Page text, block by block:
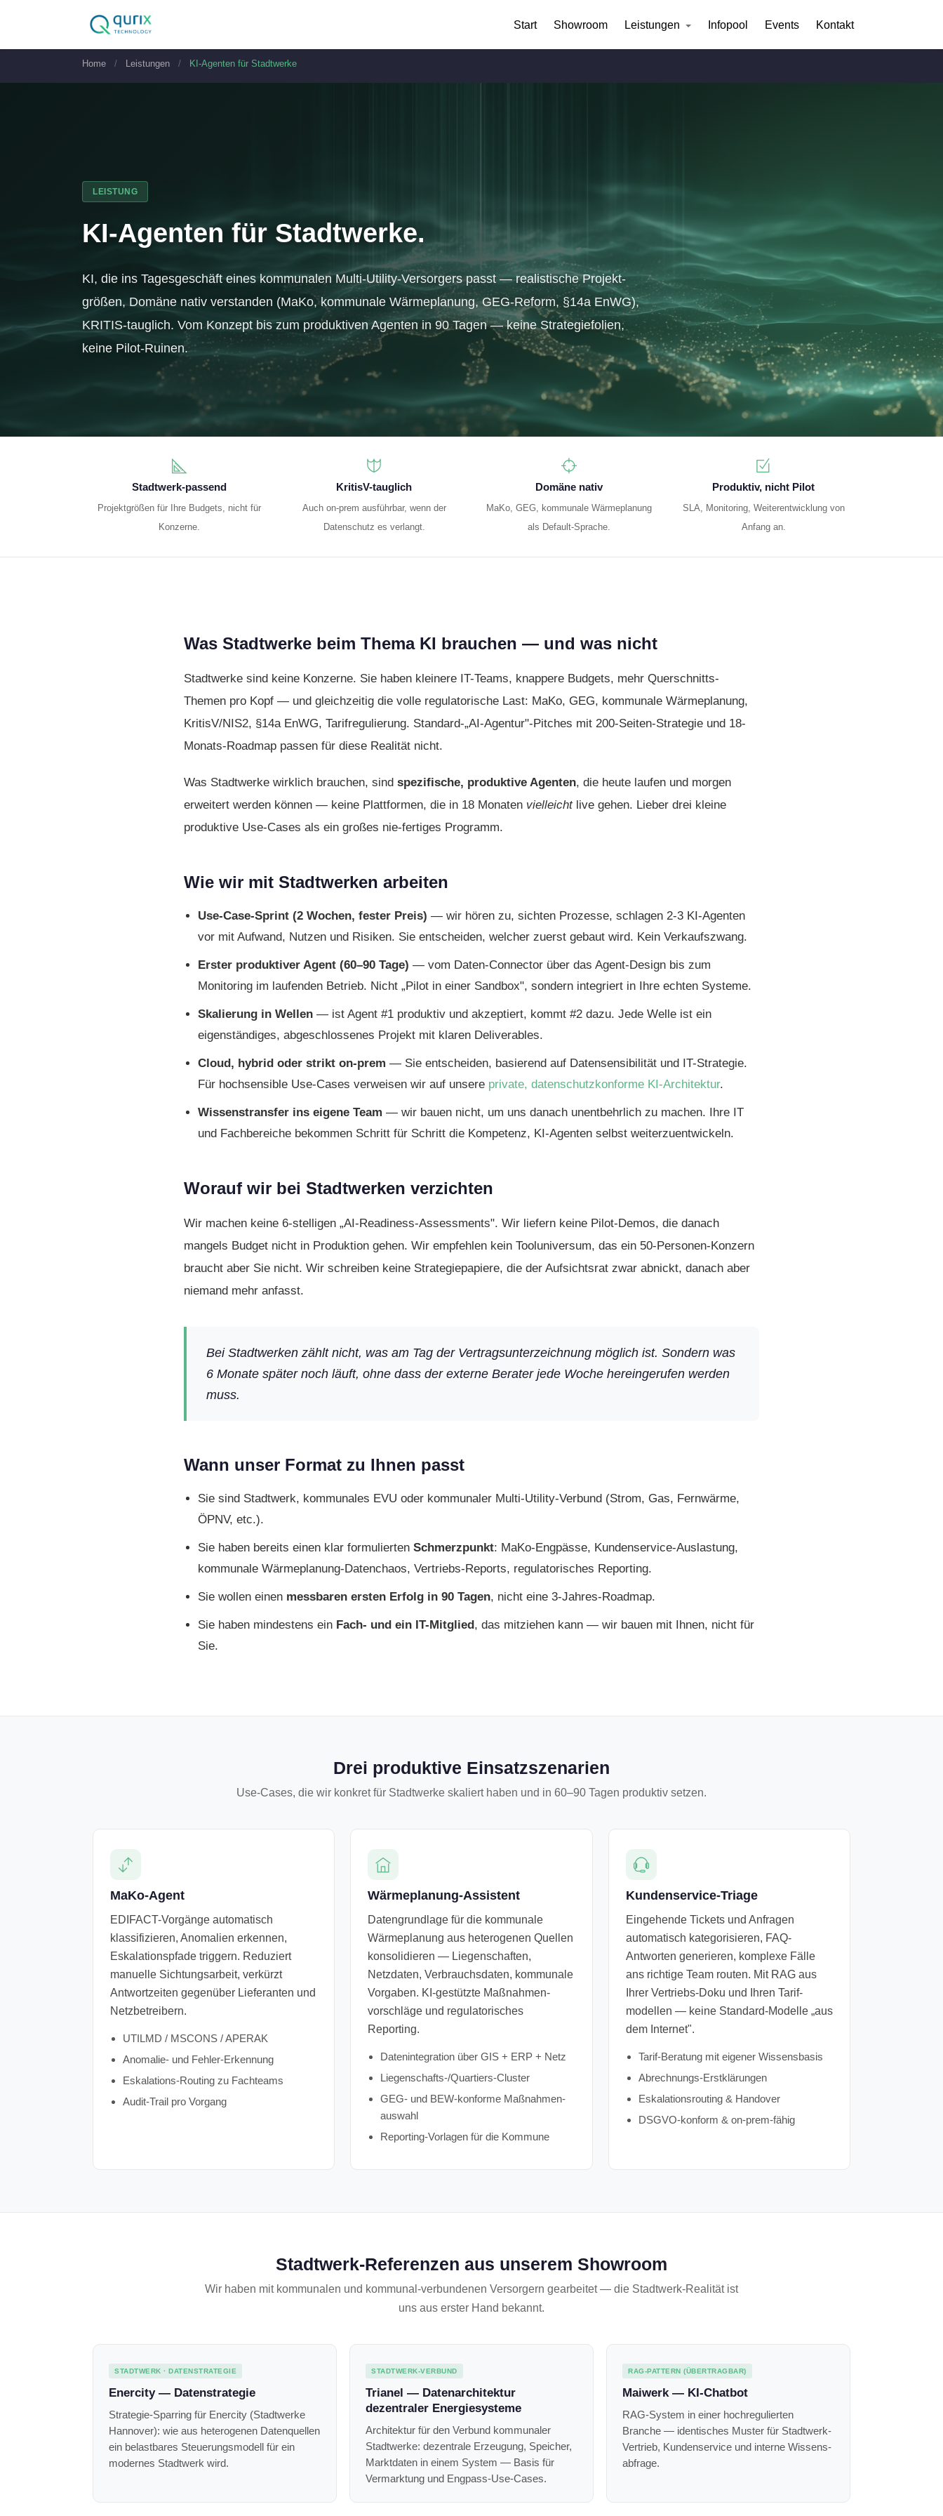
Start Showroom Leistungen Infopool Events Kontakt
Home / Leistungen / KI-Agenten für Stadtwerke
LEISTUNG
KI-Agenten für Stadtwerke.
KI, die ins Tagesgeschäft eines kommunalen Multi-Utility-Versorgers passt — realistische Projekt­
größen, Domäne nativ verstanden (MaKo, kommunale Wärmeplanung, GEG-Reform, §14a EnWG),
KRITIS-tauglich. Vom Konzept bis zum produktiven Agenten in 90 Tagen — keine Strategie­folien,
keine Pilot-Ruinen.
Stadtwerk-passend
Projekt­größen für Ihre Budgets, nicht für
Konzerne.
KritisV-tauglich
Auch on-prem ausführbar, wenn der
Datenschutz es verlangt.
Domäne nativ
MaKo, GEG, kommunale Wärmeplanung
als Default-Sprache.
Produktiv, nicht Pilot
SLA, Monitoring, Weiter­entwicklung von
Anfang an.
Was Stadtwerke beim Thema KI brauchen — und was nicht
Stadtwerke sind keine Konzerne. Sie haben kleinere IT-Teams, knappere Budgets, mehr Querschnitts-
Themen pro Kopf — und gleichzeitig die volle regulatorische Last: MaKo, GEG, kommunale Wärmeplanung,
KritisV/NIS2, §14a EnWG, Tarif­regulierung. Standard-„AI-Agentur"-Pitches mit 200-Seiten-Strategie und 18-
Monats-Roadmap passen für diese Realität nicht.
Was Stadtwerke wirklich brauchen, sind spezifische, produktive Agenten, die heute laufen und morgen
erweitert werden können — keine Plattformen, die in 18 Monaten vielleichtlive gehen. Lieber drei kleine
produktive Use-Cases als ein großes nie-fertiges Programm.
Wie wir mit Stadtwerken arbeiten
Use-Case-Sprint (2 Wochen, fester Preis) — wir hören zu, sichten Prozesse, schlagen 2-3 KI-Agenten
vor mit Aufwand, Nutzen und Risiken. Sie entscheiden, welcher zuerst gebaut wird. Kein Verkaufs­zwang.
Erster produktiver Agent (60–90 Tage) — vom Daten-Connector über das Agent-Design bis zum
Monitoring im laufenden Betrieb. Nicht „Pilot in einer Sandbox", sondern integriert in Ihre echten Systeme.
Skalierung in Wellen — ist Agent #1 produktiv und akzeptiert, kommt #2 dazu. Jede Welle ist ein
eigenständiges, abgeschlossenes Projekt mit klaren Deliverables.
Cloud, hybrid oder strikt on-prem — Sie entscheiden, basierend auf Daten­sensibilität und IT-Strategie.
Für hochsensible Use-Cases verweisen wir auf unsere private, datenschutzkonforme KI-Architektur.
Wissens­transfer ins eigene Team — wir bauen nicht, um uns danach unentbehrlich zu machen. Ihre IT
und Fach­bereiche bekommen Schritt für Schritt die Kompetenz, KI-Agenten selbst weiter­zu­entwickeln.
Worauf wir bei Stadtwerken verzichten
Wir machen keine 6-stelligen „AI-Readiness-Assessments". Wir liefern keine Pilot-Demos, die danach
mangels Budget nicht in Produktion gehen. Wir empfehlen kein Tool­universum, das ein 50-Personen-Konzern
braucht aber Sie nicht. Wir schreiben keine Strategie­papiere, die der Aufsichtsrat zwar abnickt, danach aber
niemand mehr anfasst.
Bei Stadtwerken zählt nicht, was am Tag der Vertrags­unter­zeichnung möglich ist. Sondern was
6 Monate später noch läuft, ohne dass der externe Berater jede Woche hereingerufen werden
muss.
Wann unser Format zu Ihnen passt
Sie sind Stadtwerk, kommunales EVU oder kommunaler Multi-Utility-Verbund (Strom, Gas, Fernwärme,
ÖPNV, etc.).
Sie haben bereits einen klar formulierten Schmerzpunkt: MaKo-Engpässe, Kunden­service-Auslastung,
kommunale Wärmeplanung-Datenchaos, Vertriebs-Reports, regulatorisches Reporting.
Sie wollen einen messbaren ersten Erfolg in 90 Tagen, nicht eine 3-Jahres-Roadmap.
Sie haben mindestens ein Fach- und ein IT-Mitglied, das mitziehen kann — wir bauen mit Ihnen, nicht für
Sie.
Drei produktive Einsatzszenarien
Use-Cases, die wir konkret für Stadtwerke skaliert haben und in 60–90 Tagen produktiv setzen.
MaKo-Agent
EDIFACT-Vorgänge automatisch
klassifizieren, Anomalien erkennen,
Eskalationspfade triggern. Reduziert
manuelle Sichtungs­arbeit, verkürzt
Antwort­zeiten gegenüber Liefer­anten und
Netzbetreibern.
UTILMD / MSCONS / APERAK
Anomalie- und Fehler-Erkennung
Eskalations-Routing zu Fachteams
Audit-Trail pro Vorgang
Wärmeplanung-Assistent
Datengrundlage für die kommunale
Wärmeplanung aus heterogenen Quellen
konsolidieren — Liegen­schaften,
Netzdaten, Verbrauchs­daten, kommunale
Vorgaben. KI-gestützte Maßnahmen­
vorschläge und regulatorisches
Reporting.
Daten­integration über GIS + ERP + Netz
Liegen­schafts-/Quartiers-Cluster
GEG- und BEW-konforme Maßnahmen­
auswahl
Reporting-Vorlagen für die Kommune
Kundenservice-Triage
Eingehende Tickets und Anfragen
automatisch kategorisieren, FAQ-
Antworten generieren, komplexe Fälle
ans richtige Team routen. Mit RAG aus
Ihrer Vertriebs-Doku und Ihren Tarif­
modellen — keine Standard-Modelle „aus
dem Internet".
Tarif-Beratung mit eigener Wissens­basis
Abrechnungs-Erstklärungen
Eskalations­routing & Hand­over
DSGVO-konform & on-prem-fähig
Stadtwerk-Referenzen aus unserem Showroom
Wir haben mit kommunalen und kommunal-verbundenen Versorgern gearbeitet — die Stadtwerk-Realität ist
uns aus erster Hand bekannt.
STADTWERK · DATENSTRATEGIE
Enercity — Datenstrategie
Strategie-Sparring für Enercity (Stadtwerke
Hannover): wie aus heterogenen Daten­quellen
ein belastbares Steuerungs­modell für ein
modernes Stadtwerk wird.
STADTWERK-VERBUND
Trianel — Datenarchitektur
dezentraler Energiesysteme
Architektur für den Verbund kommunaler
Stadtwerke: dezentrale Erzeugung, Speicher,
Marktdaten in einem System — Basis für
Vermarktung und Engpass-Use-Cases.
RAG-PATTERN (ÜBERTRAGBAR)
Maiwerk — KI-Chatbot
RAG-System in einer hoch­regulierten
Branche — identisches Muster für Stadtwerk-
Vertrieb, Kundenservice und interne Wissens­
abfrage.